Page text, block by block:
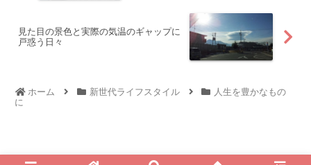
見た目の景色と実際の気温のギャップに
戸惑う日々
ホーム 新世代ライフスタイル
人生を豊かなもの
に